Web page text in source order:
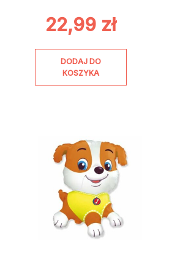
22,99 zł
DODAJ DO
KOSZYKA